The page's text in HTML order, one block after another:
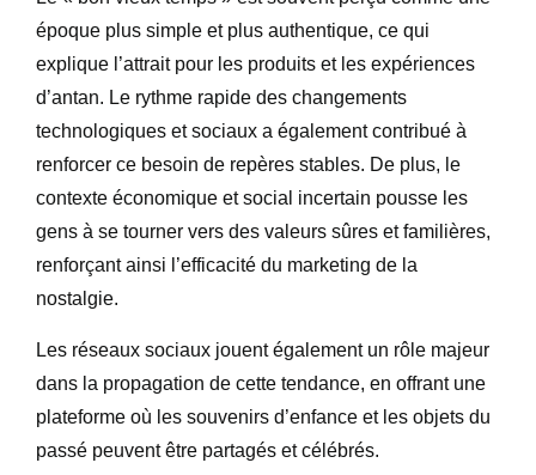
époque plus simple et plus authentique, ce qui
explique l’attrait pour les produits et les expériences
d’antan. Le rythme rapide des changements
technologiques et sociaux a également contribué à
renforcer ce besoin de repères stables. De plus, le
contexte économique et social incertain pousse les
gens à se tourner vers des valeurs sûres et familières,
renforçant ainsi l’efficacité du marketing de la
nostalgie.
Les réseaux sociaux jouent également un rôle majeur
dans la propagation de cette tendance, en offrant une
plateforme où les souvenirs d’enfance et les objets du
passé peuvent être partagés et célébrés.